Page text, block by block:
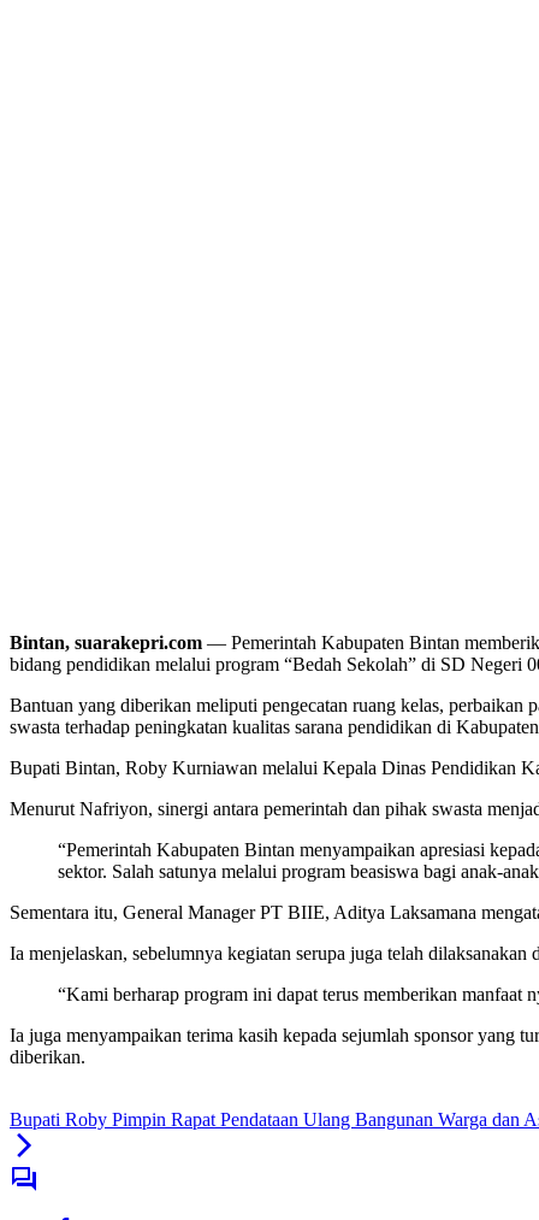
Bintan, suarakepri.com — Pemerintah Kabupaten Bintan
bidang pendidikan melalui program “Bedah Sekolah” di SD Negeri
Bantuan yang diberikan meliputi pengecatan ruang kelas, perbaikan
swasta terhadap peningkatan kualitas sarana pendidikan di
Bupati Bintan, Roby Kurniawan melalui Kepala Dinas Pendidikan
Menurut Nafriyon, sinergi antara pemerintah dan pihak swasta
“Pemerintah Kabupaten Bintan menyampaikan apresiasi
sektor. Salah satunya melalui program beasiswa bagi anak-
Sementara itu, General Manager PT BIIE, Aditya Laksamana
Ia menjelaskan, sebelumnya kegiatan serupa juga telah
“Kami berharap program ini dapat terus memberikan manfaat
Ia juga menyampaikan terima kasih kepada sejumlah sponsor yang
diberikan.
Bupati Roby Pimpin Rapat Pendataan Ulang Bangunan Warga dan